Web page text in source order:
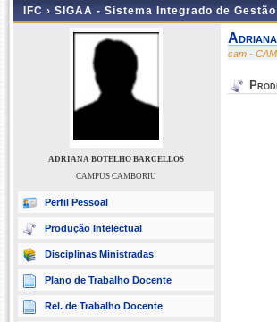
IFC › SIGAA - Sistema Integrado de
ADRIANA BOTELHO BARCELLOS
CAMPUS CAMBORIU
Perfil Pessoal
Produção Intelectual
Disciplinas Ministradas
Plano de Trabalho Docente
Rel. de Trabalho Docente
cam -